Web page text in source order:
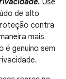
Use
de alto
contra
mais
é genuíno sem